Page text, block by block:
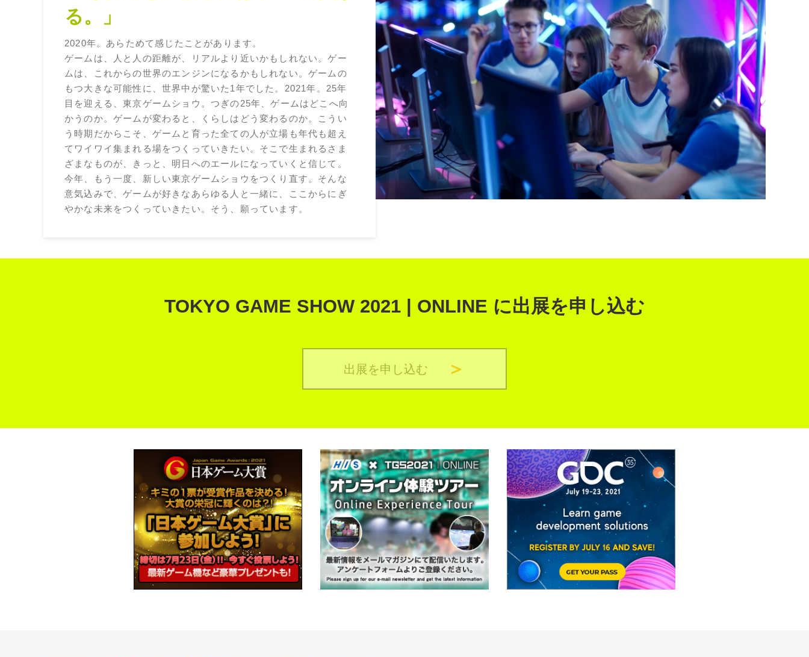
る。」
2020年。あらためて感じたことがあります。
ゲームは、人と人の距離が、リアルより近いかもしれない。ゲー
ムは、これからの世界のエンジンになるかもしれない。ゲームの
もつ大きな可能性に、世界中が驚いた1年でした。2021年。25年
目を迎える、東京ゲームショウ。つぎの25年、ゲームはどこへ向
かうのか。ゲームが変わると、くらしはどう変わるのか。こうい
う時期だからこそ、ゲームと育った全ての人が立場も年代も超え
てワイワイ集まれる場をつくっていきたい。そこで生まれるさま
ざまなものが、きっと、明日へのエールになっていくと信じて。
今年、もう一度、新しい東京ゲームショウをつくり直す。そんな
意気込みで、ゲームが好きなあらゆる人と一緒に、ここからにぎ
やかな未来をつくっていきたい。そう、願っています。
TOKYO GAME SHOW 2021 | ONLINE に出展を申し込む
出展を申し込む